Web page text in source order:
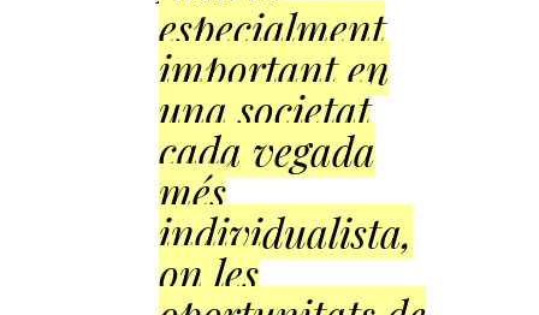
especialment
important en
una societat
cada vegada
més
individualista,
on les